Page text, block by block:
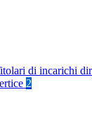
di incarichi
2